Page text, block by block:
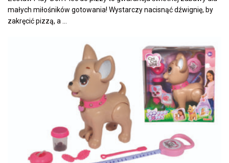
małych miłośników gotowania! Wystarczy nacisnąć dźwignię, by
zakręcić pizzą, a ...